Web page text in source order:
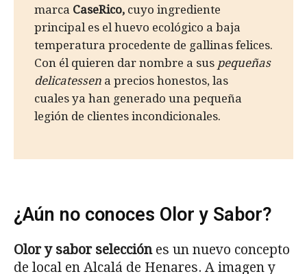
marca CaseRico, cuyo ingrediente
principal es el huevo ecológico a baja
temperatura procedente de gallinas felices.
Con él quieren dar nombre a sus pequeñas
delicatessen a precios honestos, las
cuales ya han generado una pequeña
legión de clientes incondicionales.
¿Aún no conoces Olor y Sabor?
Olor y sabor selecciónes un nuevo concepto
de local en Alcalá de Henares. A imagen y